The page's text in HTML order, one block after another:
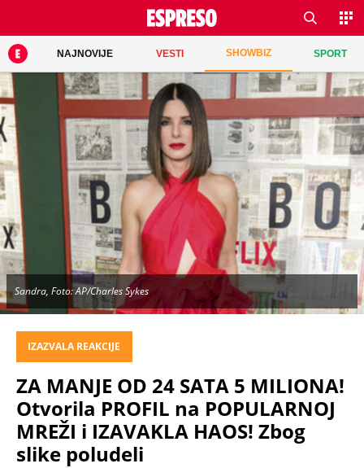
NAJNOVIJE VESTI SHOWBIZ SPORT
Sandra, Foto: AP/Charles Sykes
IZAZVALA REAKCIJE
ZA MANJE OD 24 SATA 5 MILIONA!
Otvorila PROFIL na POPULARNOJ
MREŽI i IZAVAKLA HAOS! Zbog
slike poludeli